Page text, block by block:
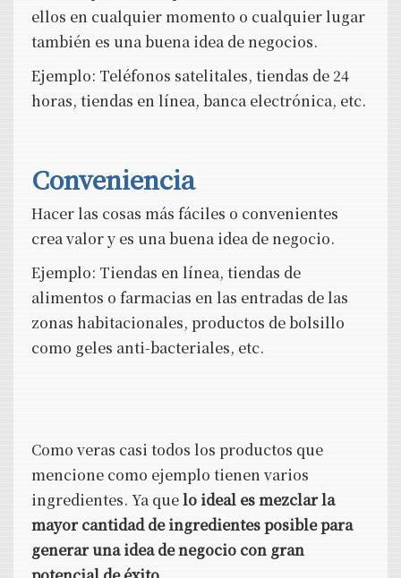
ellos en cualquier momento o cualquier lugar
también es una buena idea de negocios.
Ejemplo: Teléfonos satelitales, tiendas de 24
horas, tiendas en línea, banca electrónica, etc.
Conveniencia
Hacer las cosas más fáciles o convenientes
crea valor y es una buena idea de negocio.
Ejemplo: Tiendas en línea, tiendas de
alimentos o farmacias en las entradas de las
zonas habitacionales, productos de bolsillo
como geles anti-bacteriales, etc.
Como veras casi todos los productos que
mencione como ejemplo tienen varios
ingredientes. Ya quelo ideal es mezclar la
mayor cantidad de ingredientes posible para
generar una idea de negocio con gran